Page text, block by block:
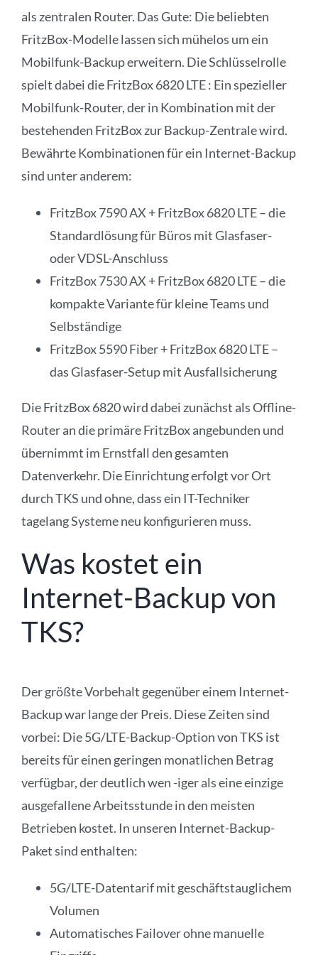
als zentralen Router. Das Gute: Die beliebten
FritzBox-Modelle lassen sich mühelos um ein
Mobilfunk-Backup erweitern. Die Schlüsselrolle
spielt dabei die FritzBox 6820 LTE : Ein spezieller
Mobilfunk-Router, der in Kombination mit der
bestehenden FritzBox zur Backup-Zentrale wird.
Bewährte Kombinationen für ein Internet-Backup
sind unter anderem:
FritzBox 7590 AX + FritzBox 6820 LTE – die
Standardlösung für Büros mit Glasfaser-
oder VDSL-Anschluss
FritzBox 7530 AX + FritzBox 6820 LTE – die
kompakte Variante für kleine Teams und
Selbständige
FritzBox 5590 Fiber + FritzBox 6820 LTE –
das Glasfaser-Setup mit Ausfallsicherung
Die FritzBox 6820 wird dabei zunächst als Offline-
Router an die primäre FritzBox angebunden und
übernimmt im Ernstfall den gesamten
Datenverkehr. Die Einrichtung erfolgt vor Ort
durch TKS und ohne, dass ein IT-Techniker
tagelang Systeme neu konfigurieren muss.
Was kostet ein
Internet-Backup von
TKS?
Der größte Vorbehalt gegenüber einem Internet-
Backup war lange der Preis. Diese Zeiten sind
vorbei: Die 5G/LTE-Backup-Option von TKS ist
bereits für einen geringen monatlichen Betrag
verfügbar, der deutlich wen -iger als eine einzige
ausgefallene Arbeitsstunde in den meisten
Betrieben kostet. In unseren Internet-Backup-
Paket sind enthalten:
5G/LTE-Datentarif mit geschäftstauglichem
Volumen
Automatisches Failover ohne manuelle